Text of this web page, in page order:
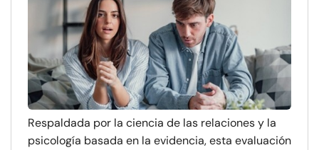
Respaldada por la ciencia de las relaciones y la
psicología basada en la evidencia, esta evaluación